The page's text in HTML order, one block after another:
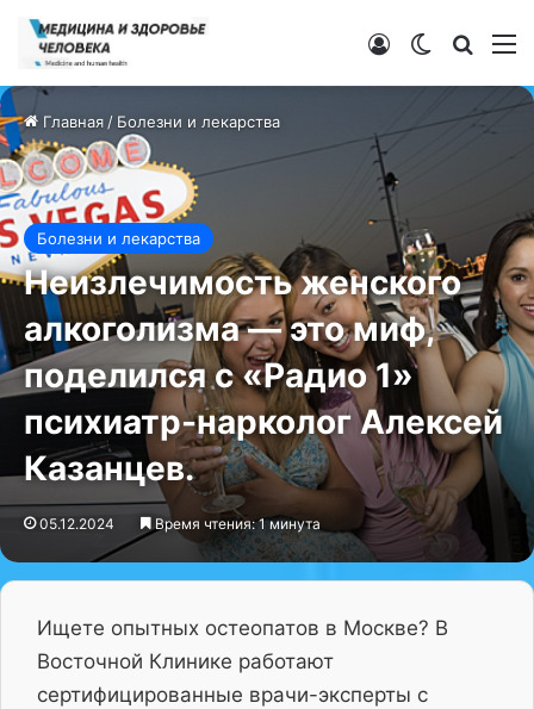
Switch skin
Войти
Главная/ Болезни и лекарства
Болезни и лекарства
Неизлечимость женского
алкоголизма — это миф,
поделился с «Радио 1»
психиатр-нарколог Алексей
Казанцев.
05.12.2024 Время чтения: 1 минута
Ищете опытных остеопатов в Москве? В
Восточной Клинике работают
сертифицированные врачи-эксперты с